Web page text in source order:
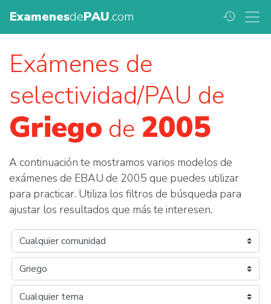
ExamenesdePAU.com history
Exámenes de
selectividad/PAU de
Griego de 2005
A continuación te mostramos varios modelos de
exámenes de EBAU de 2005 que puedes utilizar
para practicar. Utiliza los filtros de búsqueda para
ajustar los resultados que más te interesen.